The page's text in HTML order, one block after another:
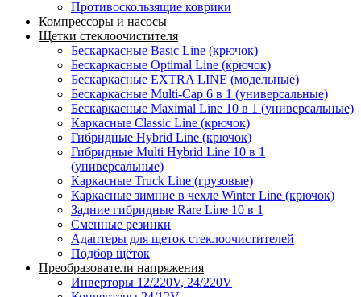
Противоскользящие коврики
Компрессоры и насосы
Щетки стеклоочистителя
Бескаркасные Basic Line (крючок)
Бескаркасные Optimal Line (крючок)
Бескаркасные EXTRA LINE (модельные)
Бескаркасные Multi-Cap 6 в 1 (универсальные)
Бескаркасные Maximal Line 10 в 1 (универсальные)
Каркасные Classic Line (крючок)
Гибридные Hybrid Line (крючок)
Гибридные Multi Hybrid Line 10 в 1
(универсальные)
Каркасные Truck Line (грузовые)
Каркасные зимние в чехле Winter Line (крючок)
Задние гибридные Rare Line 10 в 1
Сменные резинки
Адаптеры для щеток стеклоочистителей
Подбор щёток
Преобразователи напряжения
Инверторы 12/220V, 24/220V